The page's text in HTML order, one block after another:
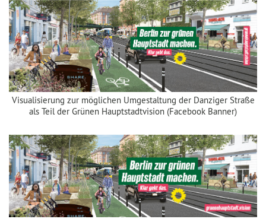
Visualisierung zur möglichen Umgestaltung der Danziger Straße
als Teil der Grünen Hauptstadtvision (Facebook Banner)